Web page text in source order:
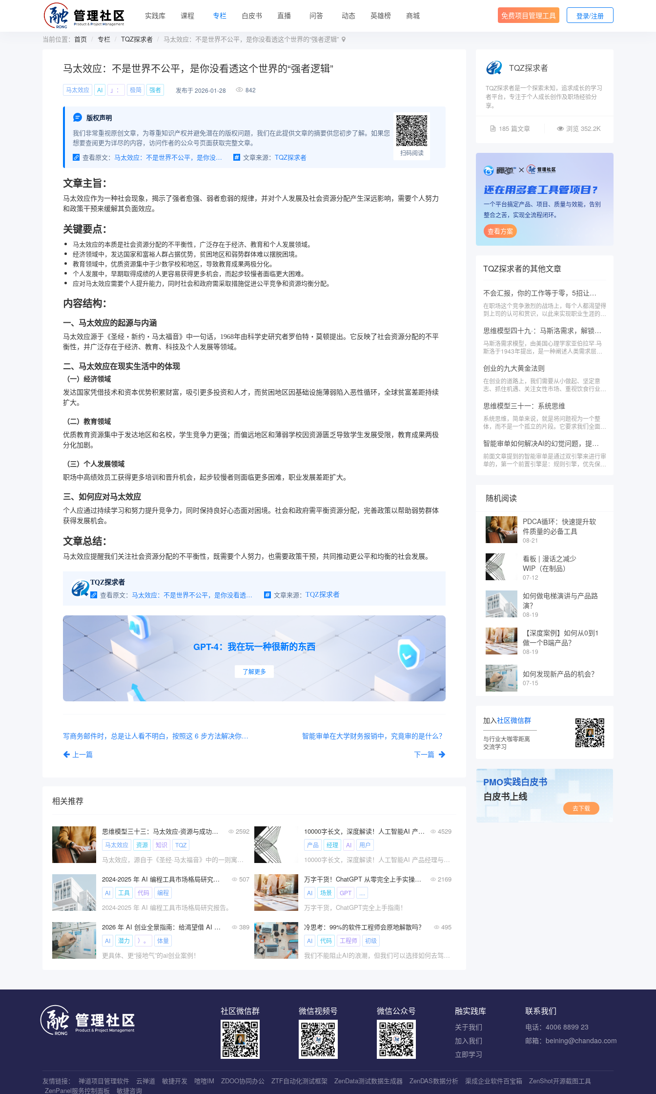
实践库 课程 专栏 白皮书 直播 问答 动态 英雄榜 商城 免费项目管理工具 登录/注册
当前位置： 首页 专栏 TQZ探求者 马太效应：不是世界不公平，是你没看透这个世界的“强者逻辑”
马太效应：不是世界不公平，是你没看透这个世界的“强者逻辑”
马太效应 AI 」： 极简 强者 发布于 2026-01-28 842
版权声明
我们非常重视原创文章，为尊重知识产权并避免潜在的版权问题，我们在此提供文章的摘要供您初步了解。如果您
想要查阅更为详尽的内容，访问作者的公众号页面获取完整文章。
查看原文：
马太效应：不是世界不公平，是你没看透这个世界的“强者逻辑” 文章来源： TQZ探求者 扫码阅读
文章主旨：
马太效应作为一种社会现象，揭示了强者愈强、弱者愈弱的规律，并对个人发展及社会资源分配产生深远影响，需要个人努力
和政策干预来缓解其负面效应。
关键要点：
马太效应的本质是社会资源分配的不平衡性，广泛存在于经济、教育和个人发展领域。
经济领域中，发达国家和富裕人群占据优势，贫困地区和弱势群体难以摆脱困境。
教育领域中，优质资源集中于少数学校和地区，导致教育成果两极分化。
个人发展中，早期取得成绩的人更容易获得更多机会，而起步较慢者面临更大困难。
应对马太效应需要个人提升能力，同时社会和政府需采取措施促进公平竞争和资源均衡分配。
内容结构：
一、马太效应的起源与内涵
马太效应源于《圣经・新约・马太福音》中一句话，1968年由科学史研究者罗伯特・莫顿提出。它反映了社会资源分配的不平
衡性，并广泛存在于经济、教育、科技及个人发展等领域。
二、马太效应在现实生活中的体现
（一）经济领域
发达国家凭借技术和资本优势积累财富，吸引更多投资和人才，而贫困地区因基础设施薄弱陷入恶性循环，全球贫富差距持续
扩大。
（二）教育领域
优质教育资源集中于发达地区和名校，学生竞争力更强；而偏远地区和薄弱学校因资源匮乏导致学生发展受限，教育成果两极
分化加剧。
（三）个人发展领域
职场中高绩效员工获得更多培训和晋升机会，起步较慢者则面临更多困难，职业发展差距扩大。
三、如何应对马太效应
个人应通过持续学习和努力提升竞争力，同时保持良好心态面对困境。社会和政府需平衡资源分配，完善政策以帮助弱势群体
获得发展机会。
文章总结：
马太效应提醒我们关注社会资源分配的不平衡性，既需要个人努力，也需要政策干预，共同推动更公平和均衡的社会发展。
TQZ探求者
查看原文： 马太效应：不是世界不公平，是你没看透这个世界的“强者逻辑” 文章来源： TQZ探求者
GPT-4：我在玩一种很新的东西
了解更多
写商务邮件时，总是让人看不明白，按照这 6 步方法解决你的苦恼
上一篇
智能审单在大学财务报销中，究竟审的是什么？
下一篇
相关推荐
思维模型三十三：马太效应-资源与成功的互哺效应 2592
马太效应 资源 知识 TQZ
马太效应，源自于《圣经·马太福音》中的一则寓言。简而言之，它是指成功者因成功而获得更多机会和资源，从而进一步扩大优势；而失败者则因失败而失去机会和资源，陷入恶性循环。这种现象在各个领域都有所体现，是社会心理学和经济学中的重要概念。
10000字长文，深度解读！人工智能AI 产品经理与传统产品经理工作到底有什么不同？ 4529
产品 经理 AI 用户
10000字长文，深度解读！人工智能AI 产品经理与传统产品经理工作到底有什么不同？
2024-2025 年 AI 编程工具市场格局研究报告 507
AI 工具 代码 编程
2024-2025 年 AI 编程工具市场格局研究报告。
万字干货！ChatGPT 从零完全上手实操指南！ 2169
AI 场景 GPT ....
万字干货，ChatGPT完全上手指南！
2026 年 AI 创业全景指南：给渴望借 AI 逐梦的人! 389
AI 潜力 ）。 体量
更具体、更“接地气”的ai创业案例！
冷思考：99%的软件工程师会原地解散吗？ 495
AI 代码 工程师 初级
我们不能阻止AI的浪潮，但我们可以选择如何去驾驭它。
TQZ探求者
TQZ探求者是一个探索未知，追求成长的学习
者平台，专注于个人成长创作及职场经验分
享。
185 篇文章 浏览 352.2K
还在用多套工具管项目？
一个平台搞定产品、项目、质量与效能，告别
整合之苦，实现全流程闭环。
查看方案
TQZ探求者的其他文章
不会汇报，你的工作等于零，5招让上司对你刮目相看！
在职场这个竞争激烈的战场上，每个人都渴望得
到上司的认可和赏识，以此来实现职业生涯的飞
人意。\x0d\x0a\x0d\x0a有时候，你明明有着出
色的计划和能力，但升职加薪却总是与你擦肩而
过。\x0d\x0a\x0d\x0a这时，你是否反思过：问
题的症结究竟在哪里？
思维模型四十九·：马斯洛需求，解锁人生幸福的密码
马斯洛需求模型，由美国心理学家亚伯拉罕·马
斯洛于1943年提出，是一种阐述人类需求层次
低到高分为五个层次：生理需求、安全需求、社
交需求、尊重需求和自我实现需求。
创业的九大黄金法则
在创业的道路上，我们需要从小做起、坚定意
志、抓住机遇、关注女性市场、重视饮食行业、
道。
思维模型三十一：系统思维
系统思维，简单来说，就是将问题视为一个整
体，而不是一个孤立的片段。它要求我们全面地
之间的相互作用。
智能审单如何解决AI的幻觉问题，提高准确率
前面文章提到的智能审单是通过双引擎来进行审
单的，第一个前置引擎是：规则引擎，优先保证
随机阅读
PDCA循环：快速提升软
件质量的必备工具
08-21
看板 | 漫话之减少
WIP（在制品）
07-12
如何做电梯演讲与产品路
演？
08-19
【深度案例】如何从0到1
做一个B端产品？
08-19
如何发现新产品的机会？
07-15
加入社区微信群
与行业大咖零距离
交流学习
PMO实践白皮书
白皮书上线
去下载
联系我们
电话：4006 8899 23
邮箱：beining@chandao.com
融实践库
关于我们
加入我们
立即学习
微信公众号
微信视频号
社区微信群
友情链接： 禅道项目管理软件 云禅道 敏捷开发 喧喧IM ZDOO协同办公 ZTF自动化测试框架 ZenData测试数据生成器 ZenDAS数据分析 渠成企业软件百宝箱
ZenShot开源截图工具
ZenPanel服务控制面板
敏捷咨询